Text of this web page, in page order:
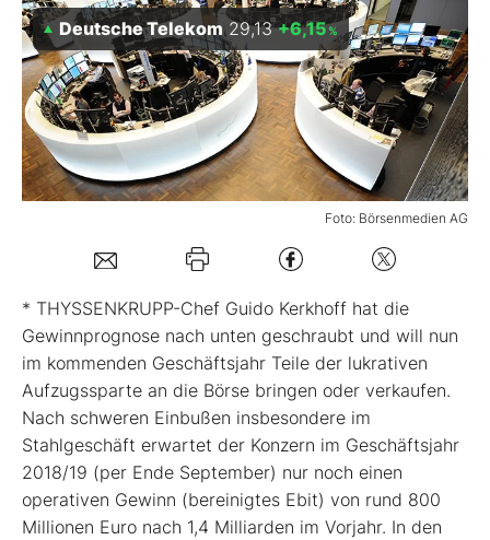
Abo & Shop
BO-Musterdepots
Experten
Mein B:O
Mein Konto
Folgen Sie uns
Kontakt
Foto: Börsenmedien AG
Deutsche Telekom 29,13 +6,15%
* THYSSENKRUPP-Chef Guido Kerkhoff hat die
Gewinnprognose nach unten geschraubt und will nun
im kommenden Geschäftsjahr Teile der lukrativen
Aufzugssparte an die Börse bringen oder verkaufen.
Nach schweren Einbußen insbesondere im
Stahlgeschäft erwartet der Konzern im Geschäftsjahr
2018/19 (per Ende September) nur noch einen
operativen Gewinn (bereinigtes Ebit) von rund 800
Millionen Euro nach 1,4 Milliarden im Vorjahr. In den